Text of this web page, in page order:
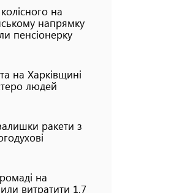
на
напрямку
пенсіонерку
на Харківщині
людей
ракети з
на
витратити 1,7